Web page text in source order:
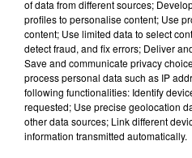
meilleurs
du...
7 août 2026
À LA UNE
Duralex et
of data from different sources;
profiles to personalise content; Use
content; Use limited data to select
detect fraud, and fix errors; Deliver
Save and communicate privacy
process personal data such as IP
following functionalities: Identify
requested; Use precise geolocation
other data sources; Link different
information transmitted automatically.